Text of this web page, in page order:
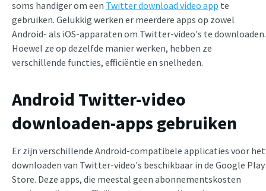
soms handiger om een Twitter download video app te
gebruiken. Gelukkig werken er meerdere apps op zowel
Android- als iOS-apparaten om Twitter-video's te downloaden.
Hoewel ze op dezelfde manier werken, hebben ze
verschillende functies, efficiëntie en snelheden.
Android Twitter-video
downloaden-apps gebruiken
Er zijn verschillende Android-compatibele applicaties voor het
downloaden van Twitter-video's beschikbaar in de Google Play
Store. Deze apps, die meestal geen abonnementskosten